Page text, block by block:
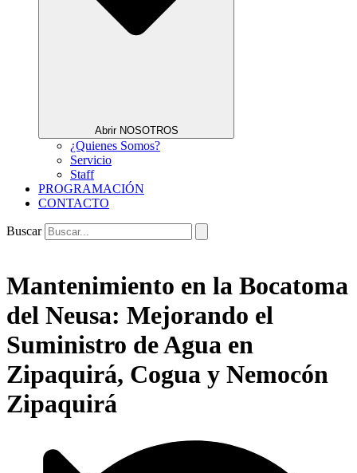
Abrir NOSOTROS
¿Quienes Somos?
Servicio
Staff
PROGRAMACIÓN
CONTACTO
Buscar
Mantenimiento en la Bocatoma
del Neusa: Mejorando el
Suministro de Agua en
Zipaquirá, Cogua y Nemocón
Zipaquirá